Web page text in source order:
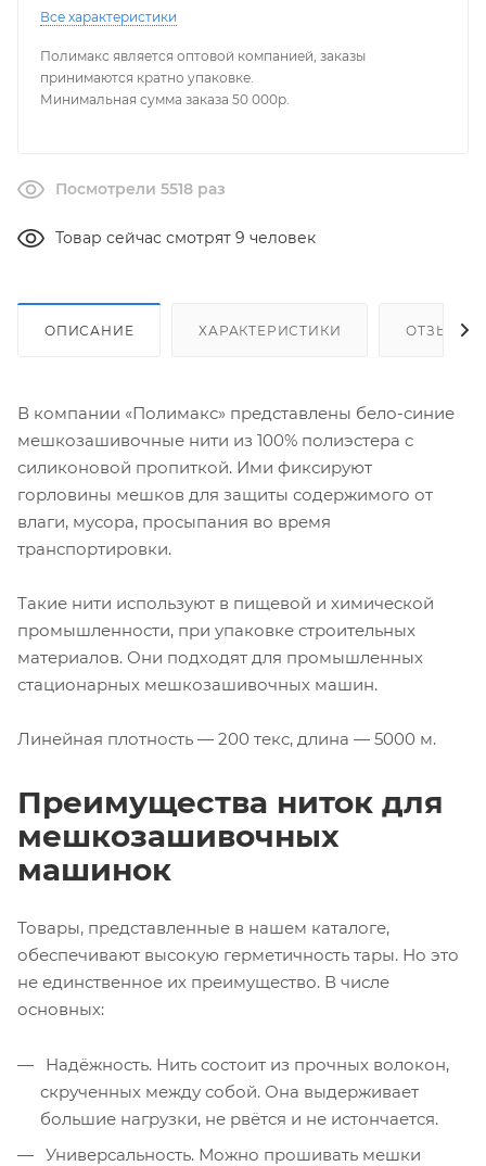
Все характеристики
Полимакс является оптовой компанией, заказы
принимаются кратно упаковке.
Минимальная сумма заказа 50 000р.
Посмотрели 5518 раз
Товар сейчас смотрят 9 человек
ОПИСАНИЕ ХАРАКТЕРИСТИКИ ОТЗЫВЫ
В компании «Полимакс» представлены бело-синие
мешкозашивочные нити из 100% полиэстера с
силиконовой пропиткой. Ими фиксируют
горловины мешков для защиты содержимого от
влаги, мусора, просыпания во время
транспортировки.
Такие нити используют в пищевой и химической
промышленности, при упаковке строительных
материалов. Они подходят для промышленных
стационарных мешкозашивочных машин.
Линейная плотность — 200 текс, длина — 5000 м.
Преимущества ниток для
мешкозашивочных
машинок
Товары, представленные в нашем каталоге,
обеспечивают высокую герметичность тары. Но это
не единственное их преимущество. В числе
основных:
Надёжность. Нить состоит из прочных волокон,
скрученных между собой. Она выдерживает
большие нагрузки, не рвётся и не истончается.
Универсальность. Можно прошивать мешки